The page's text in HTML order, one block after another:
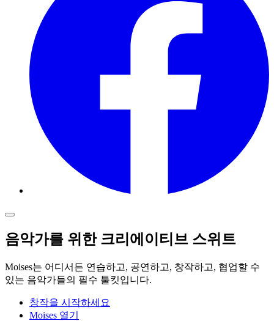
음악가를 위한 크리에이티브 스위트
Moises는 어디서든 연습하고, 공연하고, 창작하고, 협업할 수
있는 음악가들의 필수 툴킷입니다.
창작을 시작하세요
Moises 열기